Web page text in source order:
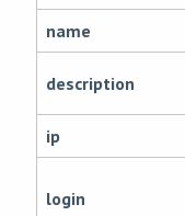
name
description
ip
login